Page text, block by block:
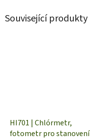
Související produkty
HI701 | Chlórmetr,
fotometr pro stanovení